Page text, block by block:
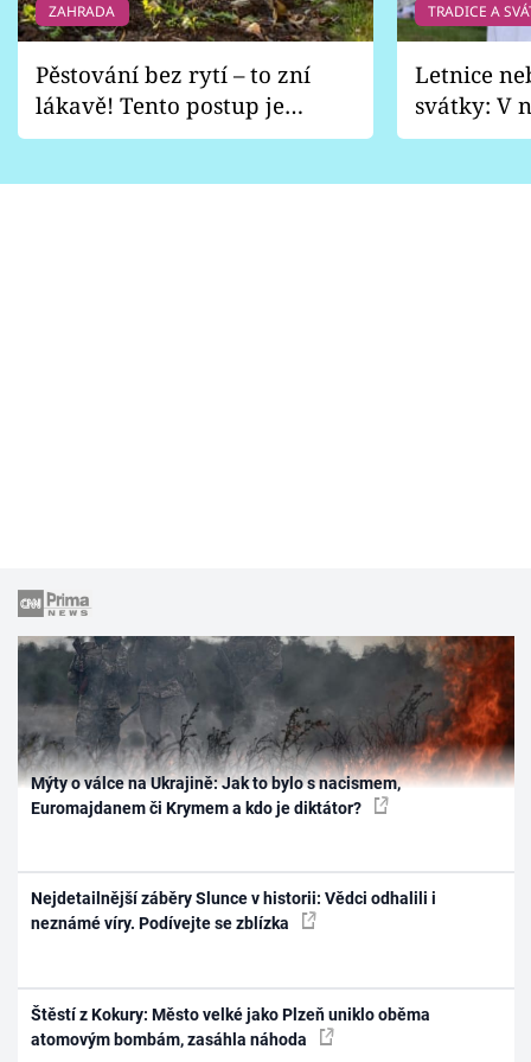
ZAHRADA
Pěstování bez rytí – to zní
lákavě! Tento postup je
vhodný jen pro některé
TRADICE A
Letnice
svátky: V
pondělí
Mýty o válce na Ukrajině: Jak to bylo s nacismem,
Euromajdanem či Krymem a kdo je diktátor?
Nejdetailnější záběry Slunce v historii: Vědci odhalili i
neznámé víry. Podívejte se zblízka
Štěstí z Kokury: Město velké jako Plzeň uniklo oběma
atomovým bombám, zasáhla náhoda